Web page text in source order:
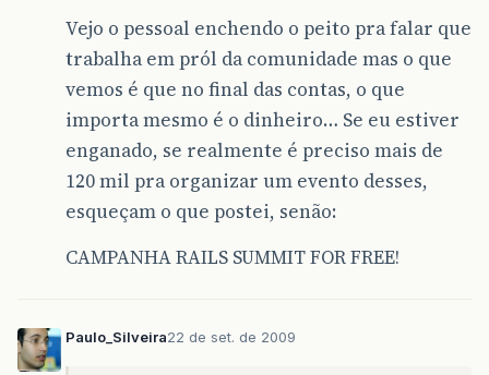
Vejo o pessoal enchendo o peito pra falar que
trabalha em pról da comunidade mas o que
vemos é que no final das contas, o que
importa mesmo é o dinheiro… Se eu estiver
enganado, se realmente é preciso mais de
120 mil pra organizar um evento desses,
esqueçam o que postei, senão:
CAMPANHA RAILS SUMMIT FOR FREE!
Paulo_Silveira22 de set. de 2009